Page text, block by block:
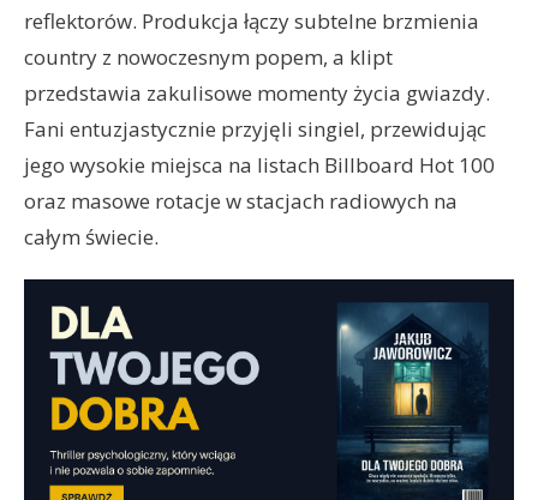
reflektorów. Produkcja łączy subtelne brzmienia
country z nowoczesnym popem, a klipt
przedstawia zakulisowe momenty życia gwiazdy.
Fani entuzjastycznie przyjęli singiel, przewidując
jego wysokie miejsca na listach Billboard Hot 100
oraz masowe rotacje w stacjach radiowych na
całym świecie.